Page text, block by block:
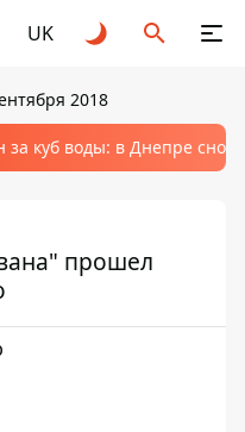
UK
2018
за куб воды: в Днепре
прошел